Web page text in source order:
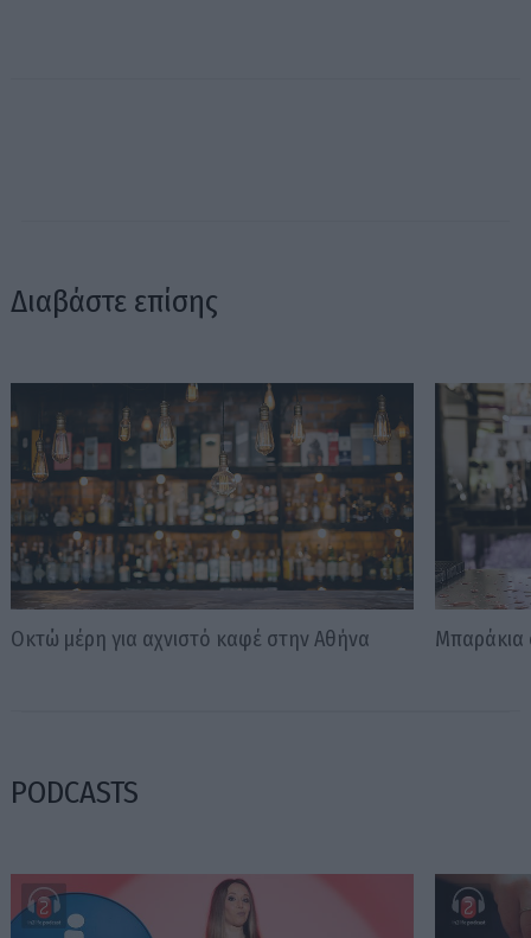
Διαβάστε επίσης
Οκτώ μέρη για αχνιστό καφέ στην Αθήνα Μπαράκια
PODCASTS